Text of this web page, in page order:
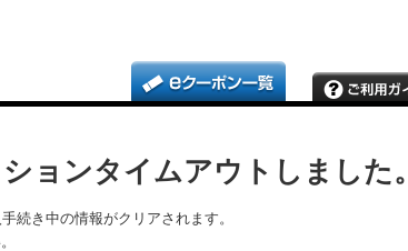
ョンタイムアウトしました。
続き中の情報がクリアされます。